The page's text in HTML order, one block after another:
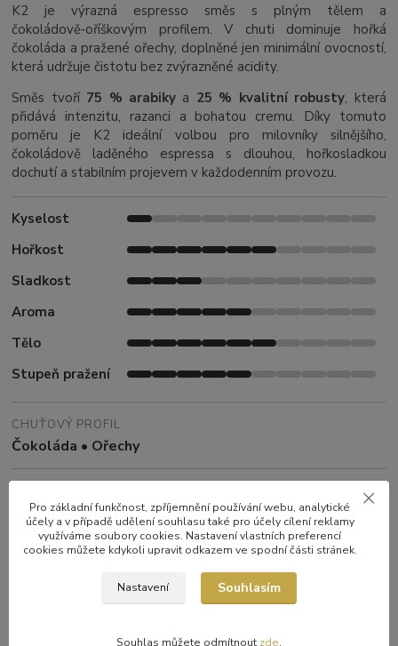
K2 je výrazná espresso směs s plným tělem a
čokoládově‑oříškovým profilem. V chuti dominuje hořká
čokoláda a pražené ořechy, doplněné jen minimální ovocností,
která udržuje čistotu bez zvýrazněné acidity.
Směs tvoří 75 % arabiky a 25 % kvalitní robusty, která
přidává intenzitu, razanci a bohatou cremu. Díky tomuto
poměru je K2 ideální volbou pro milovníky silnějšího,
čokoládově laděného espressa s dlouhou, hořkosladkou
dochutí a stabilním projevem v každodenním provozu.
Kyselost
Hořkost
Sladkost
Aroma
Tělo
Stupeň pražení
CHUŤOVÝ PROFIL
Čokoláda • Ořechy
Automatický kávovar • Espresso • French press •
Moka konvice• Aeropress•Filtr • Cold brew
25% robusta, 75% arabika
Pro základní funkčnost, zpříjemnění používání webu, analytické
účely a v případě udělení souhlasu také pro účely cílení reklamy
využíváme soubory cookies. Nastavení vlastních preferencí
cookies můžete kdykoli upravit odkazem ve spodní části stránek.
Nastavení Souhlasím
Souhlas můžete odmítnout zde.